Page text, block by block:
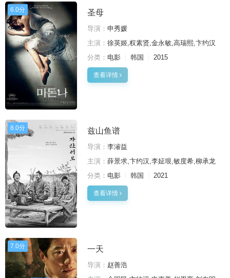
6.0分 圣母
导演： 申秀媛
主演： 徐英姬,权素贤,金永敏,高瑞熙,卞约汉
分类： 电影 韩国 2015
查看详情
8.0分 兹山鱼谱
导演： 李濬益
主演： 薛景求,卞约汉,李姃垠,敏度希,柳承龙
分类： 电影 韩国 2021
查看详情
7.0分 一天
导演： 赵善浩